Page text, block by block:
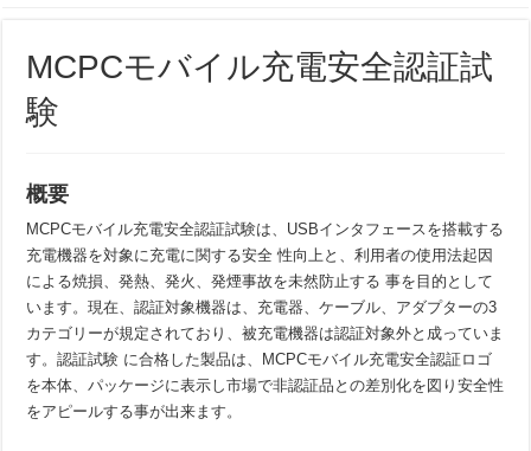
Wi-Fi 7 Release 2の最新動向を解説
HDR10+ ADVANCED登場 ― 何が変わった？
Microsoft WHCPとAllionのテストサービスがUSB-Cの残りの課題を解決し
アリオン、Amazonより「Works with Alexa（WWA）」認証試験機関に正式
オシロスコープのCSV波形Fileはなぜ大きい? CSV波形FileとBinary波形
USB-IFのIEC 62680規格適合性プログラムについて（詳細解説）
USB PD対応のDUTが認証取得する場合のUSB PD Revision 3.1 / Version
MCPCモバイル充電安全認証試
験
概要
MCPCモバイル充電安全認証試験は、USBインタフェースを搭載する
充電機器を対象に充電に関する安全 性向上と、利用者の使用法起因
による焼損、発熱、発火、発煙事故を未然防止する 事を目的として
います。現在、認証対象機器は、充電器、ケーブル、アダプターの3
カテゴリーが規定されており、被充電機器は認証対象外と成っていま
す。認証試験 に合格した製品は、MCPCモバイル充電安全認証ロゴ
を本体、パッケージに表示し市場で非認証品との差別化を図り安全性
をアピールする事が出来ます。